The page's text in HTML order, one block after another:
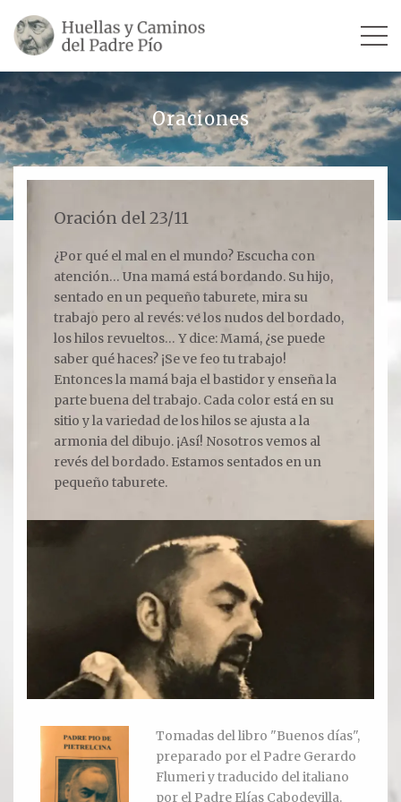
SU VIDA
Escultores
Revista «La Voz del Padre Pío»
Contar mi testimonio
LUGARES
Ver todos
Compartir un lugar
Relación con Flia. Damiani
Galería y testimonios
Reliquias
ORACIONES
Oraciones
Oraciones
Oración del 23/11
¿Por qué el mal en el mundo? Escucha con
atención… Una mamá está bordando. Su hijo,
sentado en un pequeño taburete, mira su
trabajo pero al revés: ve los nudos del bordado,
los hilos revueltos… Y dice: Mamá, ¿se puede
saber qué haces? ¡Se ve feo tu trabajo!
Entonces la mamá baja el bastidor y enseña la
parte buena del trabajo. Cada color está en su
sitio y la variedad de los hilos se ajusta a la
armonia del dibujo. ¡Así! Nosotros vemos al
revés del bordado. Estamos sentados en un
pequeño taburete.
Tomadas del libro "Buenos días",
preparado por el Padre Gerardo
Flumeri y traducido del italiano
por el Padre Elías Cabodevilla.